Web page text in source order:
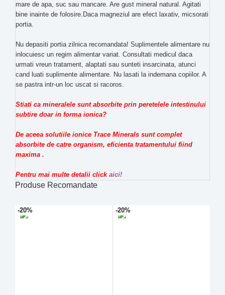
mare de apa, suc sau mancare. Are gust mineral natural. Agitati
bine inainte de folosire.Daca magneziul are efect laxativ, micsorati
portia.
Nu depasiti portia zilnica recomandata! Suplimentele alimentare nu
inlocuiesc un regim alimentar variat. Consultati medicul daca
urmati vreun tratament, alaptati sau sunteti insarcinata, atunci
cand luati suplimente alimentare. Nu lasati la indemana copiilor. A
se pastra intr-un loc uscat si racoros.
Stiati ca mineralele sunt absorbite prin peretelele intestinului
subtire doar in forma ionica?
De aceea solutiile ionice Trace Minerals sunt complet
absorbite de catre organism, eficienta tratamentului fiind
maxima .
Pentru mai multe detalii click aici!
Produse Recomandate
-20% -20%